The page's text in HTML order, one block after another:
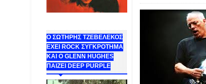
Ο ΣΩΤΗΡΗΣ ΤΖΕΒΕΛΕΚΟΣ
ΕΧΕΙ ROCK ΣΥΓΚΡΟΤΗΜΑ
ΚΑΙ Ο GLENN HUGHES
ΠΑΙΖΕΙ DEEP PURPLE